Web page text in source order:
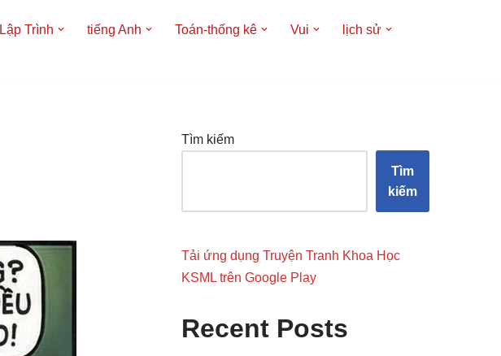
Lập Trình tiếng Anh Toán-thống kê Vui
lịch sử
Tìm kiếm
Tìm
kiếm
Tải ứng dụng Truyện Tranh Khoa Học
KSML trên Google Play
Recent Posts